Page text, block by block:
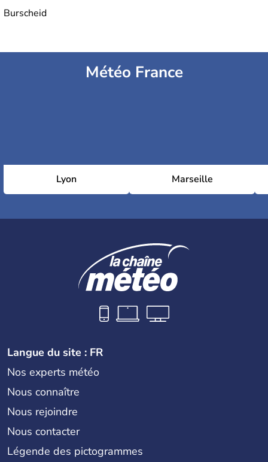
Burscheid
Météo France
Lyon Marseille
Langue du site : FR
Nos experts météo
Nous connaître
Nous rejoindre
Nous contacter
Légende des pictogrammes